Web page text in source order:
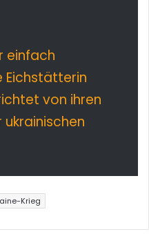
einfach
Eichstätterin
von ihren
ukrainischen
Krieg